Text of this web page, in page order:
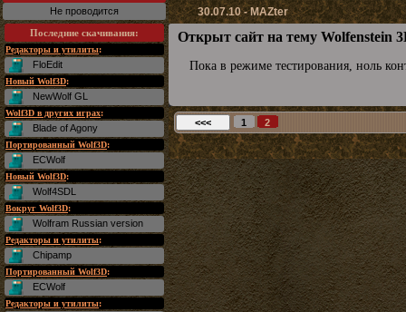
Не проводится
Последние скачивания:
Редакторы и утилиты:
FloEdit
Новый Wolf3D:
NewWolf GL
Wolf3D в других играх:
Blade of Agony
Портированный Wolf3D:
ECWolf
Новый Wolf3D:
Wolf4SDL
Вокруг Wolf3D:
Wolfram Russian version
Редакторы и утилиты:
Chipamp
Портированный Wolf3D:
ECWolf
Редакторы и утилиты:
30.07.10 - MAZter
Открыт сайт на тему Wolfenstein
Пока в режиме тестирования, ноль